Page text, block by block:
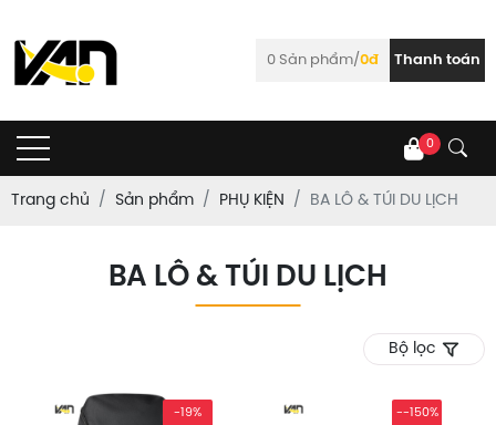
0 Sản phẩm/0đ Thanh toán
0
Trang chủ Sản phẩm PHỤ KIỆN BA LÔ & TÚI DU LỊCH
BA LÔ & TÚI DU LỊCH
Bộ lọc
-19% --150%